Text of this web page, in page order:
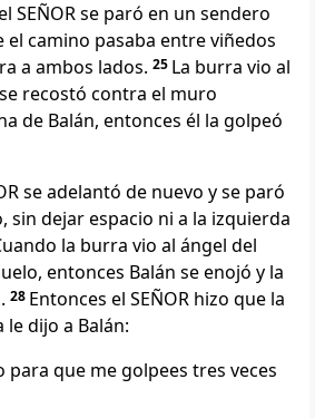
SEÑOR se paró en un sendero
camino pasaba entre viñedos
a ambos lados. 25 La burra vio al
recostó contra el muro
de Balán, entonces él la golpeó
se adelantó de nuevo y se paró
sin dejar espacio ni a la izquierda
la burra vio al ángel del
entonces Balán se enojó y la
28 Entonces el SEÑOR hizo que la
dijo a Balán:
que me golpees tres veces